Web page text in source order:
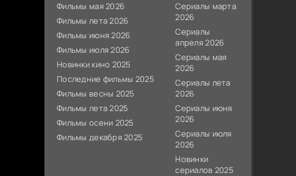
Фильмы мая 2026
Фильмы лета 2026
Фильмы июня 2026
Фильмы июля 2026
Новинки кино 2025
Последние фильмы 2025
Фильмы весны 2025
Фильмы лета 2025
Фильмы осени 2025
Фильмы декабря 2025
Сериалы марта
2026
Сериалы
апреля 2026
Сериалы мая
2026
Сериалы лета
2026
Сериалы июня
2026
Сериалы июля
2026
Новинки
сериалов 2025